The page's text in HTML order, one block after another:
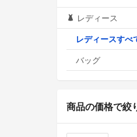
レディース
レディースすべ
バッグ
商品の価格で絞